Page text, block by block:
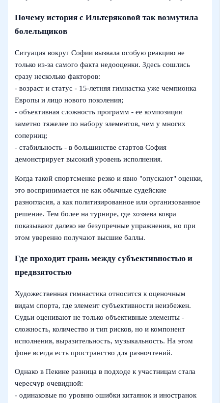
Почему история с Ильтеряковой так возмутила
болельщиков
Ситуация вокруг Софии вызвала особую реакцию не
только из-за самого факта недооценки. Здесь сошлись
сразу несколько факторов:
- возраст и статус - 15-летняя гимнастка уже чемпионка
Европы и лицо нового поколения;
- объективная сложность программ - ее композиции
заметно тяжелее по набору элементов, чем у многих
соперниц;
- стабильность - в большинстве стартов София
демонстрирует высокий уровень исполнения.
Когда такой спортсменке резко и явно "опускают" оценки,
это воспринимается не как обычные судейские
разногласия, а как политизированное или организованное
решение. Тем более на турнире, где хозяева ковра
показывают далеко не безупречные упражнения, но при
этом уверенно получают высшие баллы.
Где проходит грань между субъективностью и
предвзятостью
Художественная гимнастика относится к оценочным
видам спорта, где элемент субъективности неизбежен.
Судьи оценивают не только объективные элементы -
сложность, количество и тип рисков, но и компонент
исполнения, выразительность, музыкальность. На этом
фоне всегда есть пространство для разночтений.
Однако в Пекине разница в подходе к участницам стала
чересчур очевидной:
- одинаковые по уровню ошибки китаянок и иностранок